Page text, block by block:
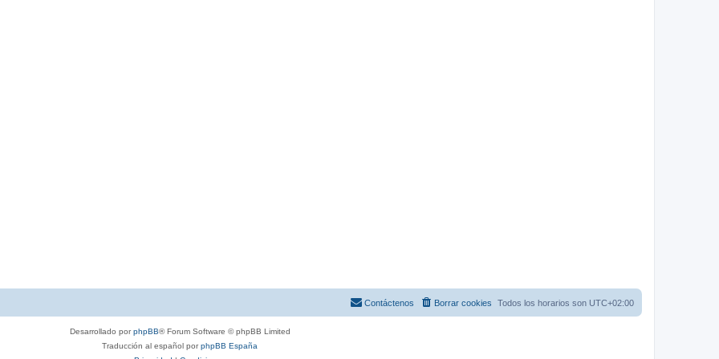
Todos los horarios son UTC+02:00
Borrar cookies
Contáctenos
Desarrollado porphpBB® Forum Software © phpBB Limited
Traducción al español porphpBB España